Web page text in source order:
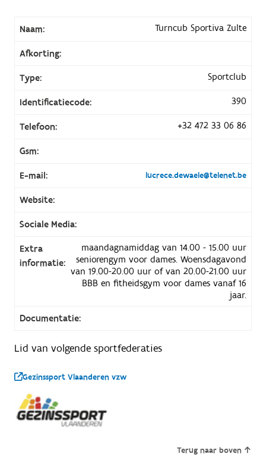
Naam: Turncub Sportiva Zulte
Afkorting:
Type: Sportclub
Identificatiecode: 390
Telefoon: +32 472 33 06 86
Gsm:
E-mail: lucrece.dewaele@telenet.be
Website:
Sociale Media:
Extra
informatie:
maandagnamiddag van 14.00 - 15.00 uur
seniorengym voor dames. Woensdagavond
van 19.00-20.00 uur of van 20.00-21.00 uur
BBB en fitheidsgym voor dames vanaf 16
jaar.
Documentatie:
Lid van volgende sportfederaties
Gezinssport Vlaanderen vzw
Terug naar boven